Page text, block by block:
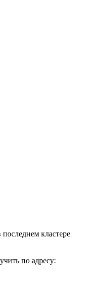
кластере
по адресу: